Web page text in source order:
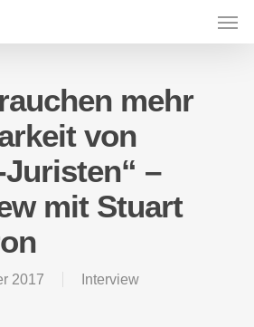
mehr
von
Juristen“ –
mit Stuart
2017 Interview